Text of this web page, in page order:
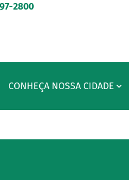
2800
CONHEÇA NOSSA CIDADE